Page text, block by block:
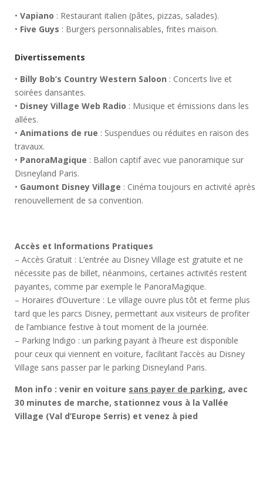
• Vapiano : Restaurant italien (pâtes, pizzas, salades).
• Five Guys : Burgers personnalisables, frites maison.
Divertissements
• Billy Bob’s Country Western Saloon : Concerts live et
soirées dansantes.
• Disney Village Web Radio : Musique et émissions dans les
allées.
• Animations de rue : Suspendues ou réduites en raison des
travaux.
• PanoraMagique : Ballon captif avec vue panoramique sur
Disneyland Paris.
• Gaumont Disney Village : Cinéma toujours en activité après
renouvellement de sa convention.
Accès et Informations Pratiques
– Accès Gratuit : L’entrée au Disney Village est gratuite et ne
nécessite pas de billet, néanmoins, certaines activités restent
payantes, comme par exemple le PanoraMagique.
– Horaires d’Ouverture : Le village ouvre plus tôt et ferme plus
tard que les parcs Disney, permettant aux visiteurs de profiter
de l’ambiance festive à tout moment de la journée.
– Parking Indigo : un parking payant à l’heure est disponible
pour ceux qui viennent en voiture, facilitant l’accès au Disney
Village sans passer par le parking Disneyland Paris.
Mon info : venir en voiture sans payer de parking, avec
30 minutes de marche, stationnez vous à la Vallée
Village (Val d’Europe Serris) et venez à pied